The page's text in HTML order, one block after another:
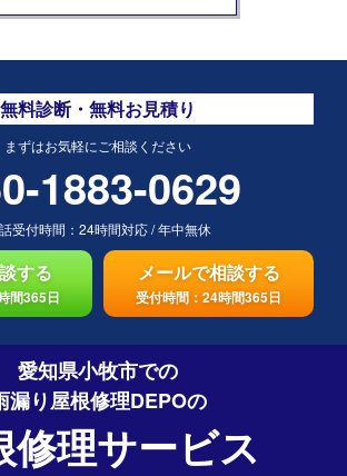
無料診断・無料お見積り
まずはお気軽にご相談ください
1883-0629
受付時間： 24時間対応/年中無休
する
間365日
メールで相談する
受付時間：24時間365日
愛知県小牧市での
漏り屋根修理DEPOの
修理サービス